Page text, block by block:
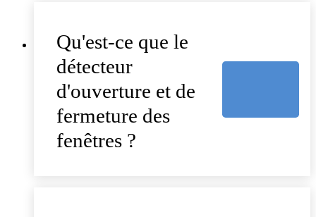
Qu'est-ce que le
détecteur
d'ouverture et de
fermeture des
fenêtres ?